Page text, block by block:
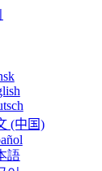
(中国)
語